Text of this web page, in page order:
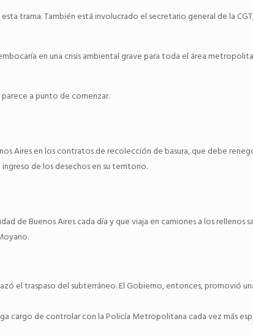
trama. También está involucrado el secretario general de la
en una crisis ambiental grave para toda el área
parece a punto de comenzar.
Aires en los contratos de recolección de basura, que debe
de los desechos en su territorio.
de Buenos Aires cada día y que viaja en camiones a los
el traspaso del subterráneo. El Gobierno, entonces, promovió
cargo de controlar con la Policía Metropolitana cada vez más